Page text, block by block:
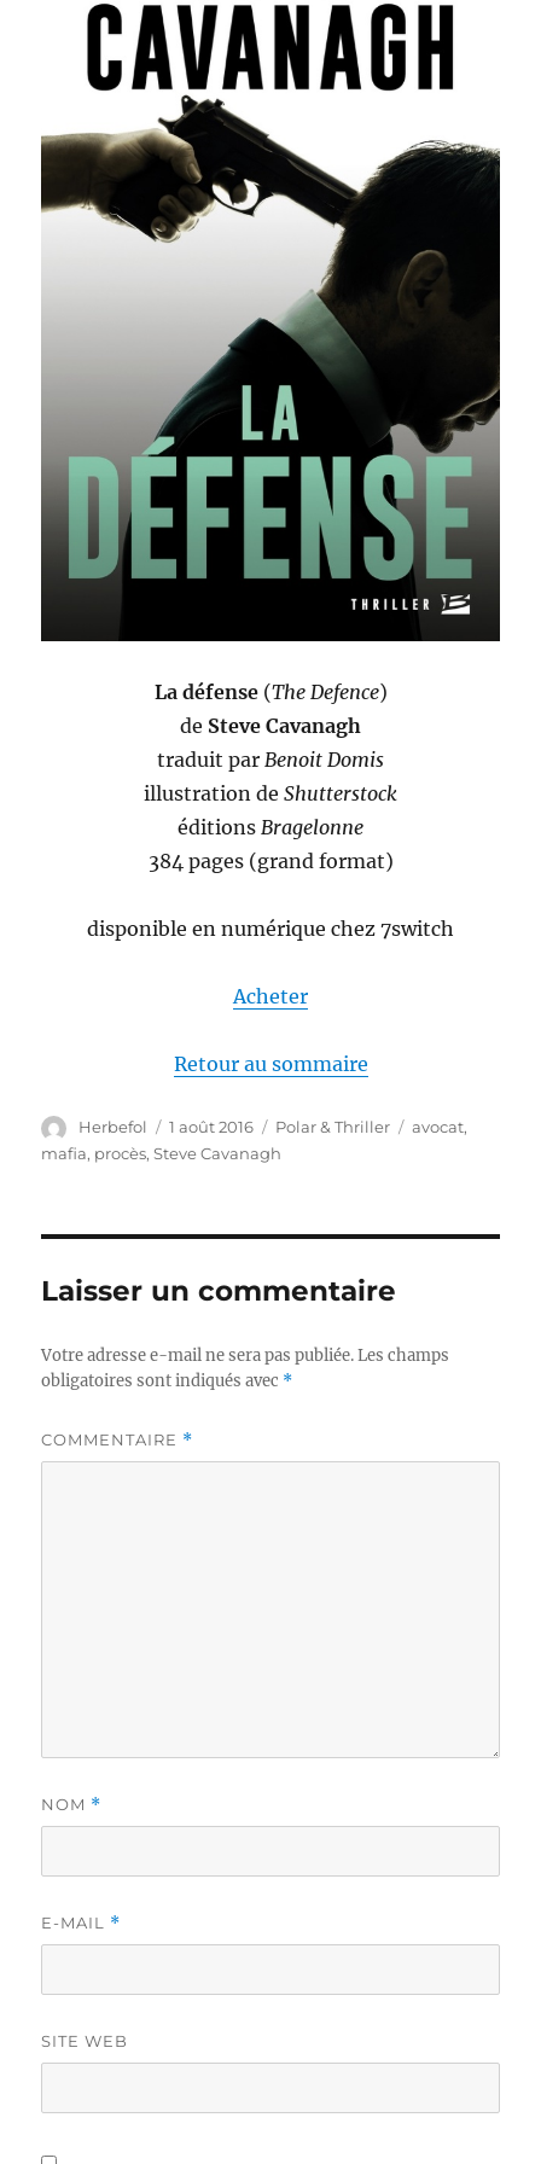
La défense(The Defence)
de Steve Cavanagh
traduit par Benoit Domis
illustration de Shutterstock
éditions Bragelonne
384 pages (grand format)
disponible en numérique chez 7switch
Acheter
Retour au sommaire
Auteur
Herbefol
Publié
le
1 août 2016 Catégories
Polar & Thriller Étiquettes
avocat,
mafia, procès,Steve Cavanagh
Laisser un commentaire
Votre adresse e-mail ne sera pas publiée. Les champs
obligatoires sont indiqués avec *
COMMENTAIRE *
NOM *
E-MAIL *
SITE WEB